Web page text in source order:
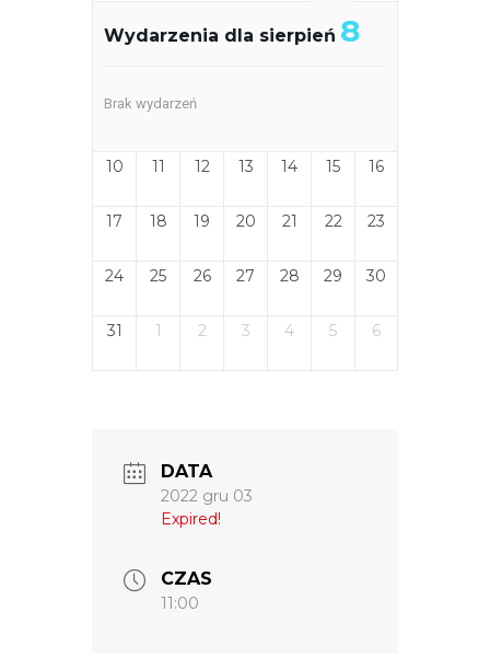
Wydarzenia dla sierpień 8
Brak wydarzeń
10 11 12 13 14 15 16
17 18 19 20 21 22 23
24 25 26 27 28 29 30
31 1 2 3 4 5 6
DATA
2022 gru 03
Expired!
CZAS
11:00